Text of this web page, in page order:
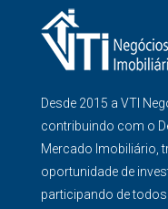
Desde 2015 a VTI
contribuindo com o
Mercado Imobiliário,
oportunidade de
participando de